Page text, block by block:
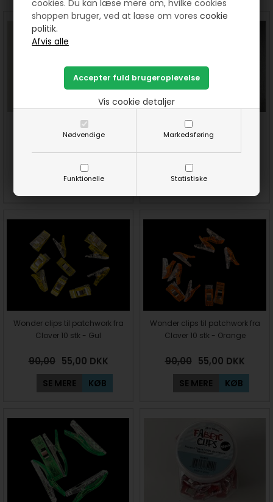
cookies. Du kan læse mere om, hvilke cookies
shoppen bruger, ved at læse om vorescookie
politik.
Nødvendige Markedsføring
Funktionelle Statistiske
Vis cookie detaljer
50 stk quilte clips 26 x 10 mm
- Hvide
DKK
SE MERE KØB
Limpen og 1 refill fra Sewline
75,00
SE MERE
Wonder clips til patchwork fra
Clover 10 stk - Gul
90,00 55,00 DKK
SE MERE KØB
Wonder clips til patchwork fra
Clover 10 stk - Orange
90,00 55,00 DKK
SE MERE KØB